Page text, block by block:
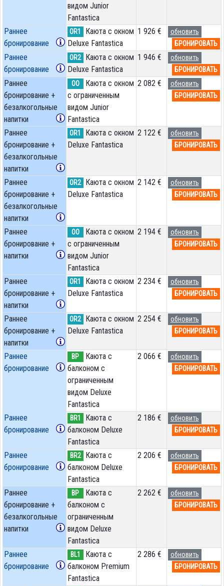
видом Junior
Fantastica
Раннее
бронирование
OR1
Каюта с окном
Deluxe Fantastica
1 926 €
обновить
БРОНИРОВАТЬ
Раннее
бронирование
OR2
Каюта с окном
Deluxe Fantastica
1 946 €
обновить
БРОНИРОВАТЬ
Раннее
бронирование +
безалкогольные
напитки
OO
Каюта с окном
с ограниченным
видом Junior
Fantastica
2 082 €
обновить
БРОНИРОВАТЬ
Раннее
бронирование +
безалкогольные
напитки
OR1
Каюта с окном
Deluxe Fantastica
2 122 €
обновить
БРОНИРОВАТЬ
Раннее
бронирование +
безалкогольные
напитки
OR2
Каюта с окном
Deluxe Fantastica
2 142 €
обновить
БРОНИРОВАТЬ
Раннее
бронирование +
напитки
OO
Каюта с окном
с ограниченным
видом Junior
Fantastica
2 194 €
обновить
БРОНИРОВАТЬ
Раннее
бронирование +
напитки
OR1
Каюта с окном
Deluxe Fantastica
2 234 €
обновить
БРОНИРОВАТЬ
Раннее
бронирование +
напитки
OR2
Каюта с окном
Deluxe Fantastica
2 254 €
обновить
БРОНИРОВАТЬ
Раннее
бронирование
BP
Каюта с
балконом c
ограниченным
видом Deluxe
Fantastica
2 066 €
обновить
БРОНИРОВАТЬ
Раннее
бронирование
BR1
Каюта с
балконом Deluxe
Fantastica
2 186 €
обновить
БРОНИРОВАТЬ
Раннее
бронирование
BR2
Каюта с
балконом Deluxe
Fantastica
2 206 €
обновить
БРОНИРОВАТЬ
Раннее
бронирование +
безалкогольные
напитки
BP
Каюта с
балконом c
ограниченным
видом Deluxe
Fantastica
2 262 €
обновить
БРОНИРОВАТЬ
Раннее
бронирование
BL1
Каюта с
балконом Premium
Fantastica
2 286 €
обновить
БРОНИРОВАТЬ